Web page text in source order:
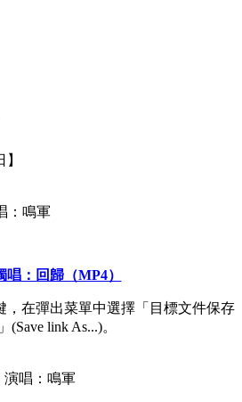
：鳴軍
唱：回歸（MP4）
，在彈出菜單中選擇「目標文件保存
link As...)。
唱：鳴軍